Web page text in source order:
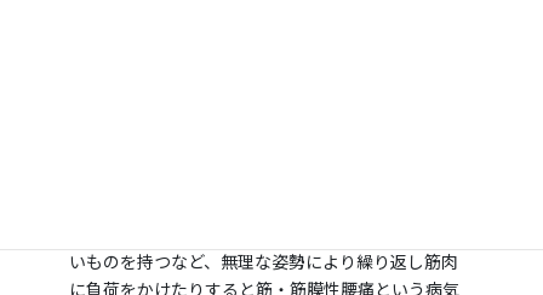
いものを持つなど、無理な姿勢により繰り返し筋肉
に負荷をかけたりすると筋・筋膜性腰痛という病気